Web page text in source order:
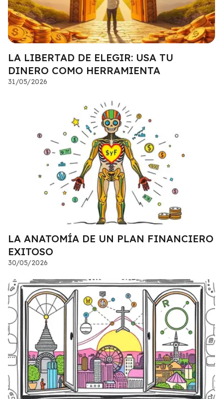
LA LIBERTAD DE ELEGIR: USA TU
DINERO COMO HERRAMIENTA
31/05/2026
LA ANATOMÍA DE UN PLAN FINANCIERO
EXITOSO
30/05/2026